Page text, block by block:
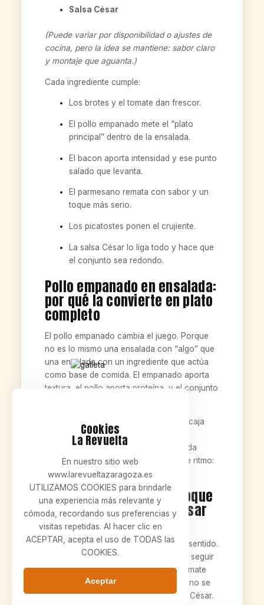
Salsa César
(Puede variar por disponibilidad o ajustes de
cocina, pero la idea se mantiene: sabor claro
y montaje que aguanta.)
Cada ingrediente cumple:
Los brotes y el tomate dan frescor.
El pollo empanado mete el “plato
principal” dentro de la ensalada.
El bacon aporta intensidad y ese punto
salado que levanta.
El parmesano remata con sabor y un
toque más serio.
Los picatostes ponen el crujiente.
La salsa César lo liga todo y hace que
el conjunto sea redondo.
Pollo empanado en ensalada:
por qué la convierte en plato
completo
El pollo empanado cambia el juego. Porque
no es lo mismo una ensalada con “algo” que
una ensalada con un ingrediente que actúa
como base de comida. El empanado aporta
textura, el pollo aporta proteína, y el conjunto
Además, el crujiente del empanado encaja
con los picatostes: no hay bocados
aburridos. Y eso es clave. Una ensalada
buena no solo tiene ingredientes; tiene ritmo:
crujiente, suave, fresco, intenso.
Bacon + parmesano: el toque
salado que levanta la César
El bacon es el “giro” que hace que la
ensalada no se sienta ligera en el mal sentido.
Aporta sabor y ese punto que te hace seguir
comiendo. Y el parmesano le da un remate
más redondo: un toque de queso que no se
pierde y que combina perfecto con la César.
Cookies
La Revuelta
En nuestro sitio web
www.larevueltazaragoza.es
UTILIZAMOS COOKIES para brindarle
una experiencia más relevante y
cómoda, recordando sus preferencias y
visitas repetidas. Al hacer clic en
ACEPTAR, acepta el uso de TODAS las
COOKIES.
Aceptar